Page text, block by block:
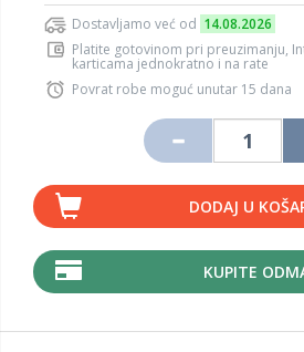
Dostavljamo već od 14.08.2026
Platite gotovinom pri preuzimanju,
karticama jednokratno i na rate
Povrat robe moguć unutar 15 dana
DODAJ U
KUPITE